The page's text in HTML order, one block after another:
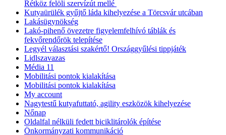
Rétköz felöli szervízút mellé
Kutyaürülék gyűjtő láda kihelyezése a Törcsvár utcában
Lakásügynökség
Lakó-pihenő övezetre figyelemfelhívó táblák és
fekvőrendőrök telepítése
Legyél választási szakértő! Országgyűlési tippjáték
Lidlszavazas
Média 11
Mobilitási pontok kialakítása
Mobilitási pontok kialakítása
My account
Nagytestű kutyafuttató, agility eszközök kihelyezése
Nőnap
Oldalfal nélküli fedett biciklitárolók építése
Önkormányzati kommunikáció